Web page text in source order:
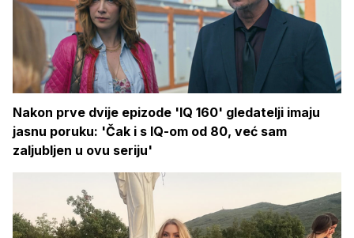
Nakon prve dvije epizode 'IQ 160' gledatelji imaju
jasnu poruku: 'Čak i s IQ-om od 80, već sam
zaljubljen u ovu seriju'